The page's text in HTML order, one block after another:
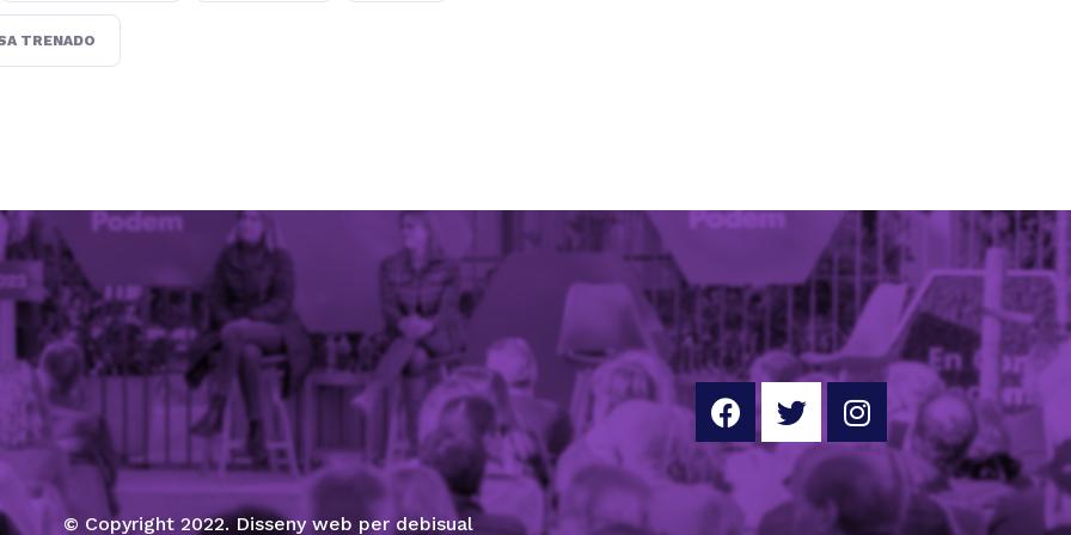
TRENADO
© Copyright 2022. Disseny web per debisual